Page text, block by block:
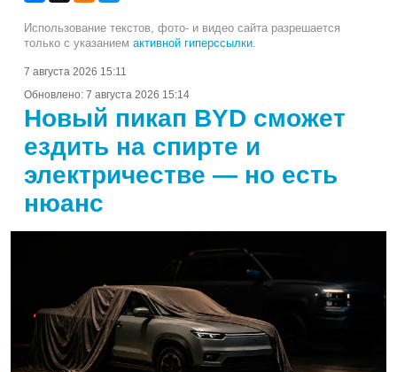
Использование текстов, фото- и видео сайта разрешается
только с указанием активной гиперссылки
7 августа 2026 15:11
Обновлено: 7 августа 2026 15:14
Новый пикап BYD сможет
ездить на спирте и
электричестве — но есть
нюанс